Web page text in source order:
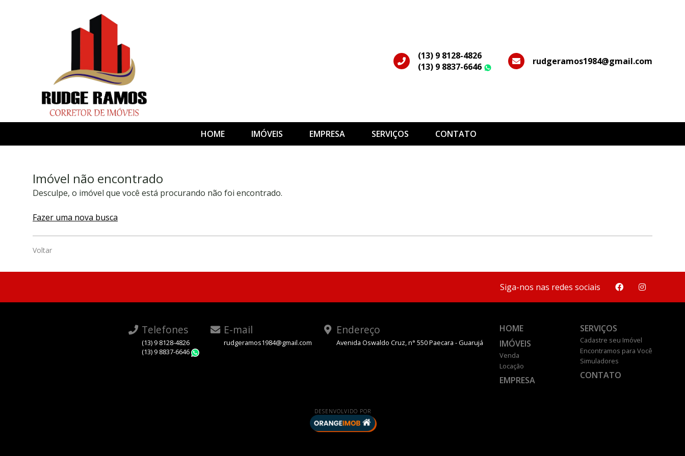
(13) 9 8128-4826
(13) 9 8837-6646
WhatsApp
rudgeramos1984@gmail.com
HOME IMÓVEIS EMPRESA SERVIÇOS CONTATO
Imóvel não encontrado
Desculpe, o imóvel que você está procurando não foi encontrado.
Fazer uma nova busca
Voltar
Siga-nos nas redes sociais
Telefones
(13) 9 8128-4826
(13) 9 8837-6646
E-mail
rudgeramos1984@gmail.com
Endereço
Avenida Oswaldo Cruz, n° 550 Paecara - Guarujá
HOME
IMÓVEIS
Venda
Locação
EMPRESA
SERVIÇOS
Cadastre seu Imóvel
Encontramos para Você
Simuladores
CONTATO
DESENVOLVIDO POR